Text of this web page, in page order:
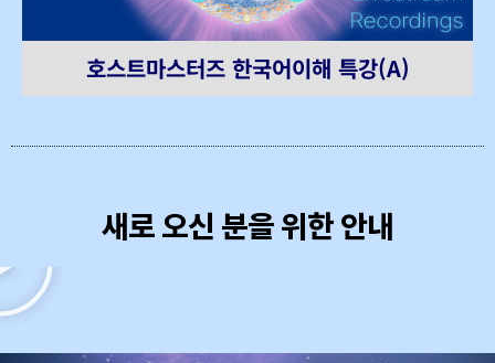
호스트마스터즈 한국어이해 특강(A)
새로 오신 분을 위한 안내